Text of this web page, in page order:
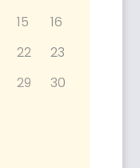
15
16
22
23
29
30